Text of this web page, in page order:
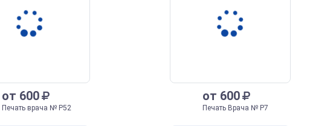
от 600
Печать врача № Р52
от 600
Печать Врача № Р7